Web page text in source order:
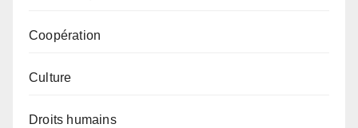
Coopération
Culture
Droits humains